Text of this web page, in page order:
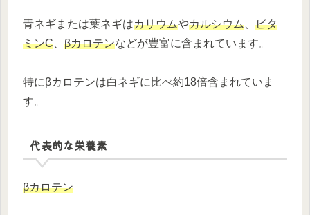
青ネギまたは葉ネギはカリウムやカルシウム
ビタ
ミンC
βカロテンなどが豊富に含まれています。
特にβカロテンは白ネギに比べ約18倍含まれていま
す。
代表的な栄養素
βカロテン